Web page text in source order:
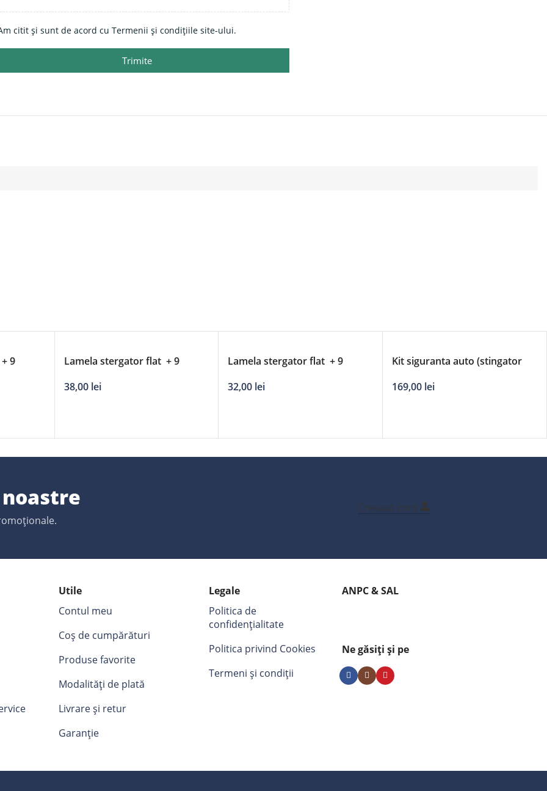
citit și sunt de acord cu Termenii și condițiile site-ului.
Trimite
9
Lamela stergator flat + 9
38,00 lei
Lamela stergator flat + 9
32,00 lei
Kit siguranta auto (stingator
2*triunghi reflect, vesta reflect,
169,00 lei
Creează cont
Utile
Contul meu
Coș de cumpărături
Produse favorite
Modalități de plată
Livrare și retur
Garanție
Legale
Politica de
confidențialitate
Politica privind Cookies
Termeni și condiții
ANPC & SAL
Ne găsiți și pe